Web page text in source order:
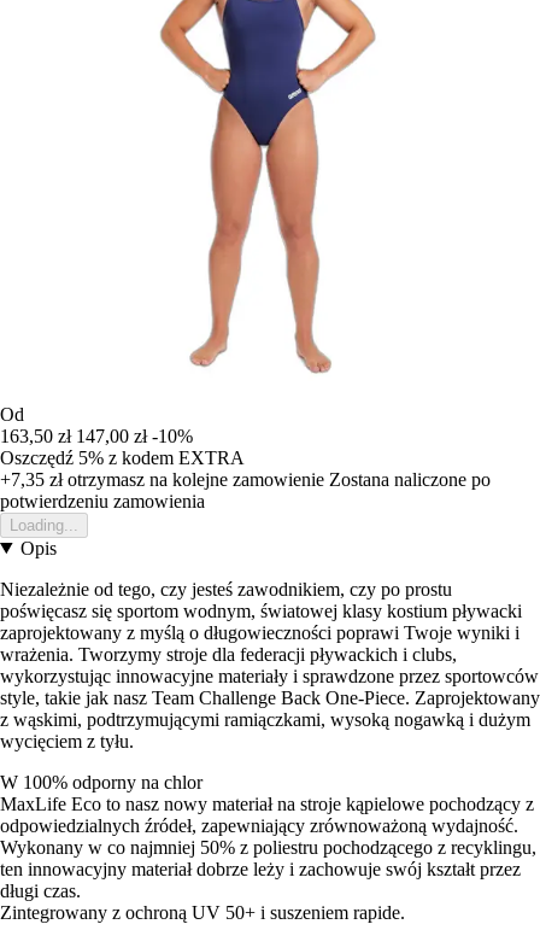
Od
163,50 zł 147,00 zł -10%
Oszczędź 5% z kodem EXTRA
+7,35 złotrzymasz na kolejne zamowienie Zostana naliczone po
potwierdzeniu zamowienia
Loading...
Opis
Niezależnie od tego, czy jesteś zawodnikiem, czy po prostu
poświęcasz się sportom wodnym, światowej klasy kostium pływacki
zaprojektowany z myślą o długowieczności poprawi Twoje wyniki i
wrażenia. Tworzymy stroje dla federacji pływackich i clubs,
wykorzystując innowacyjne materiały i sprawdzone przez sportowców
style, takie jak nasz Team Challenge Back One-Piece. Zaprojektowany
z wąskimi, podtrzymującymi ramiączkami, wysoką nogawką i dużym
wycięciem z tyłu.
W 100% odporny na chlor
MaxLife Eco to nasz nowy materiał na stroje kąpielowe pochodzący z
odpowiedzialnych źródeł, zapewniający zrównoważoną wydajność.
Wykonany w co najmniej 50% z poliestru pochodzącego z recyklingu,
ten innowacyjny materiał dobrze leży i zachowuje swój kształt przez
długi czas.
Zintegrowany z ochroną UV 50+ i suszeniem rapide.